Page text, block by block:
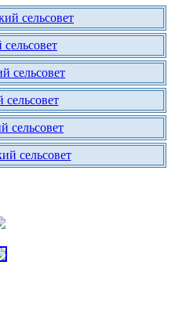
сельсовет
сельсовет
сельсовет
сельсовет
сельсовет